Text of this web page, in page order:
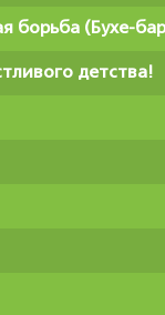
борьба (Бухе-
детства!